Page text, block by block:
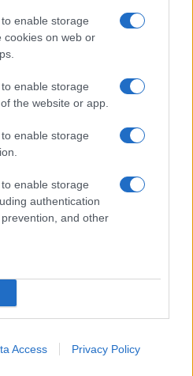
enable storage
cookies on web or
enable storage
the website or app.
enable storage
enable storage
authentication
and other
Access Privacy Policy
guida pratica a sonno, HRV
in 30 minuti a corpo libero